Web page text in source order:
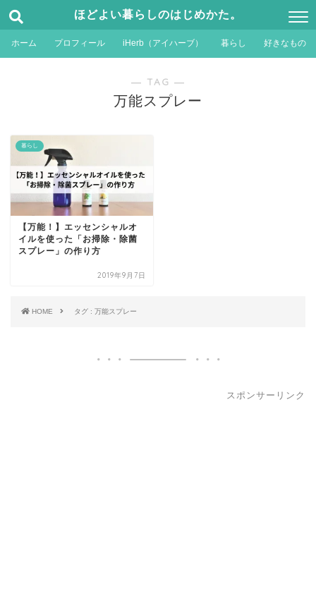
ほどよい暮らしのはじめかた。
ホーム プロフィール iHerb（アイハーブ） 暮らし 好きなもの
― TAG ―
万能スプレー
暮らし
【万能！】エッセンシャルオ
イルを使った「お掃除・除菌
スプレー」の作り方
2019年9月7日
HOME タグ : 万能スプレー
スポンサーリンク